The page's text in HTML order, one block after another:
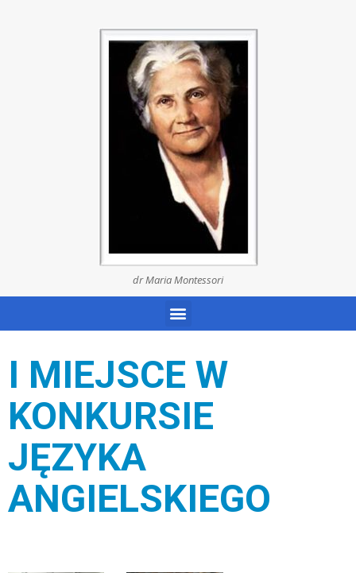
dr Maria Montessori
I MIEJSCE W
KONKURSIE
JĘZYKA
ANGIELSKIEGO